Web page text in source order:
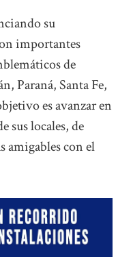
su
importantes
de
Paraná, Santa Fe,
es avanzar en
sus locales, de
amigables con el